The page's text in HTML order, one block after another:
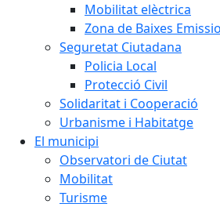
Mobilitat elèctrica
Zona de Baixes
Seguretat Ciutadana
Policia Local
Protecció Civil
Solidaritat i Cooperació
Urbanisme i Habitatge
El municipi
Observatori de Ciutat
Mobilitat
Turisme